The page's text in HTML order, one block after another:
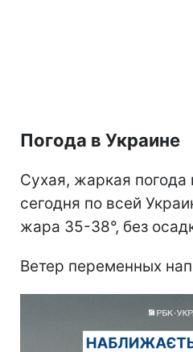
Погода в Украине
Сухая, жаркая погода
сегодня по всей
жара 35-38°, без
Ветер переменных